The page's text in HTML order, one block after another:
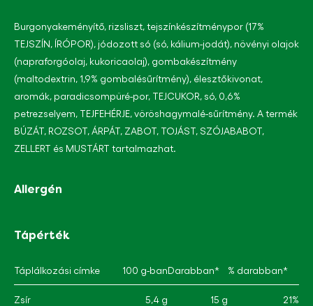
Burgonyakeményítő, rizsliszt, tejszínkészítménypor (17%
TEJSZÍN, ÍRÓPOR), jódozott só (só, kálium-jodát), növényi olajok
(napraforgóolaj, kukoricaolaj), gombakészítmény
(maltodextrin, 1,9% gombalésűrítmény), élesztőkivonat,
aromák, paradicsompüré-por, TEJCUKOR, só, 0,6%
petrezselyem, TEJFEHÉRJE, vöröshagymalé-sűrítmény. A termék
BÚZÁT, ROZSOT, ÁRPÁT, ZABOT, TOJÁST, SZÓJABABOT,
ZELLERT és MUSTÁRT tartalmazhat.
Allergén
Tápérték
Táplálkozási címke 100 g-banDarabban* % darabban*
Zsír 5,4 g 15 g 21%